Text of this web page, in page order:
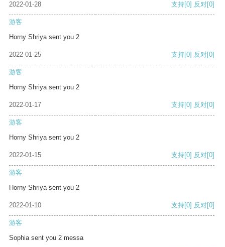
2022-01-28 支持[0] 反对[0]
游客
Horny Shriya sent you 2
2022-01-25 支持[0] 反对[0]
游客
Horny Shriya sent you 2
2022-01-17 支持[0] 反对[0]
游客
Horny Shriya sent you 2
2022-01-15 支持[0] 反对[0]
游客
Horny Shriya sent you 2
2022-01-10 支持[0] 反对[0]
游客
Sophia sent you 2 messa